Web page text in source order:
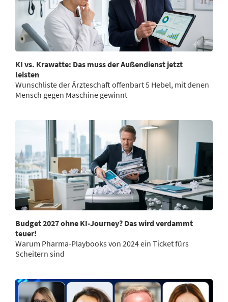
KI vs. Krawatte: Das muss der Außendienst jetzt
leisten
Wunschliste der Ärzteschaft offenbart 5 Hebel, mit denen
Mensch gegen Maschine gewinnt
Budget 2027 ohne KI-Journey? Das wird verdammt
teuer!
Warum Pharma-Playbooks von 2024 ein Ticket fürs
Scheitern sind